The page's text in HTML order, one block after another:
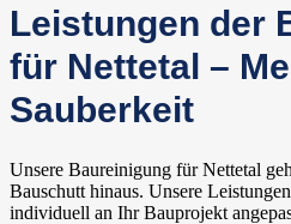
Leistungen der
für Nettetal –
Sauberkeit
Unsere Baureinigung für Nettetal
Bauschutt hinaus. Unsere
individuell an Ihr Bauprojekt